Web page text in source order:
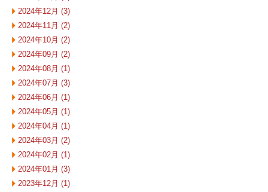
2024年12月 (3)
2024年11月 (2)
2024年10月 (2)
2024年09月 (2)
2024年08月 (1)
2024年07月 (3)
2024年06月 (1)
2024年05月 (1)
2024年04月 (1)
2024年03月 (2)
2024年02月 (1)
2024年01月 (3)
2023年12月 (1)